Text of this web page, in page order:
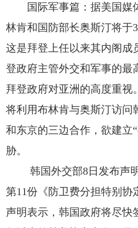
国际军事篇：据美国媒
林肯和国防部长奥斯汀将于
这是拜登上任以来其内阁成
登政府主管外交和军事的最
拜登政府对亚洲的高度重视
将利用布林肯与奥斯汀访问
和东京的三边合作，欲建立
胁。
韩国外交部8日发布声明
第11份《防卫费分担特别协
声明表示，韩国政府将尽快